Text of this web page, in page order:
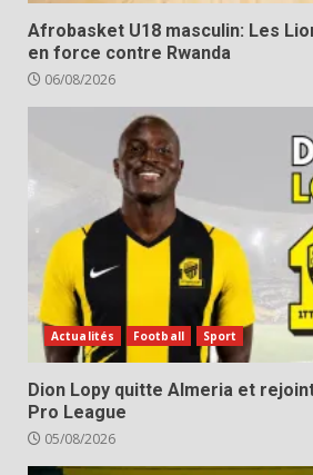
Afrobasket U18 masculin: Les
en force contre Rwanda
06/08/2026
Actualités Football Sport
Dion Lopy quitte Almeria et
Pro League
05/08/2026